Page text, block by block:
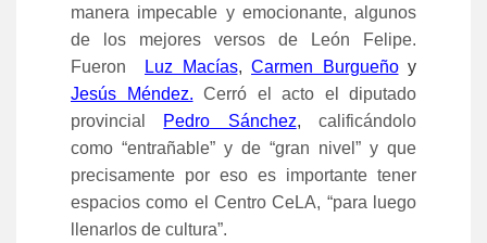
manera impecable y emocionante, algunos
de los mejores versos de León Felipe.
Fueron
Luz Macías, Carmen Burgueñoy
Jesús Méndez. Cerró el acto el diputado
provincial Pedro Sánchez,calificándolo
como “entrañable” y de “gran nivel” y que
precisamente por eso es importante tener
espacios como el Centro CeLA, “para luego
llenarlos de cultura”.